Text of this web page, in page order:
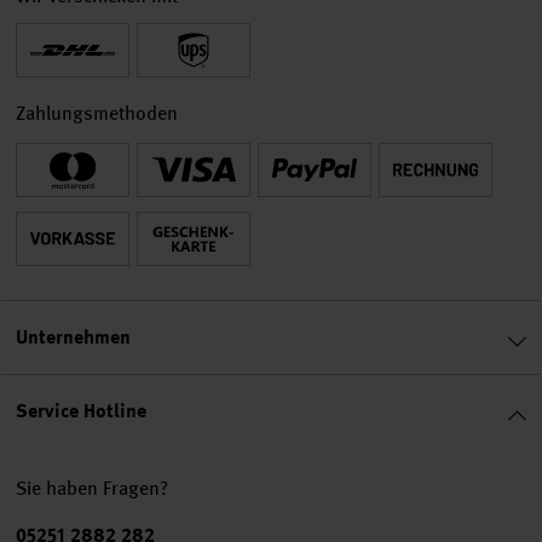
Service Hotline
Sie haben Fragen?
Telefonnummer
05251 2882 282
Zahlungsmethoden
Unternehmen